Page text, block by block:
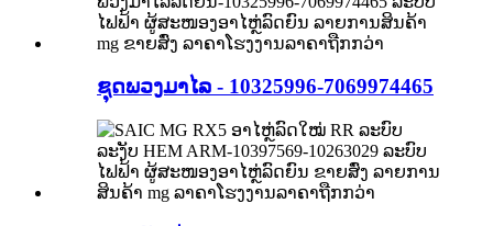
ຊຸດພວງມາໄລ - 10325996-7069974465